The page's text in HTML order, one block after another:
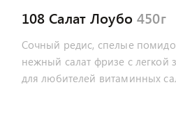
108 Салат Лоубо450г
Сочный редис, спелые
нежный салат фризе с легкой
для любителей витаминных